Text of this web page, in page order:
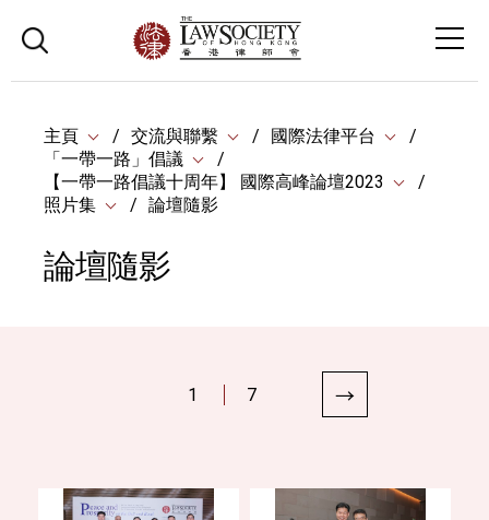
主頁 交流與聯繫
國際法律平台
「一帶一路」倡議
【一帶一路倡議十周年】 國際高峰論壇2023
照片集
論壇隨影
論壇隨影
1 7